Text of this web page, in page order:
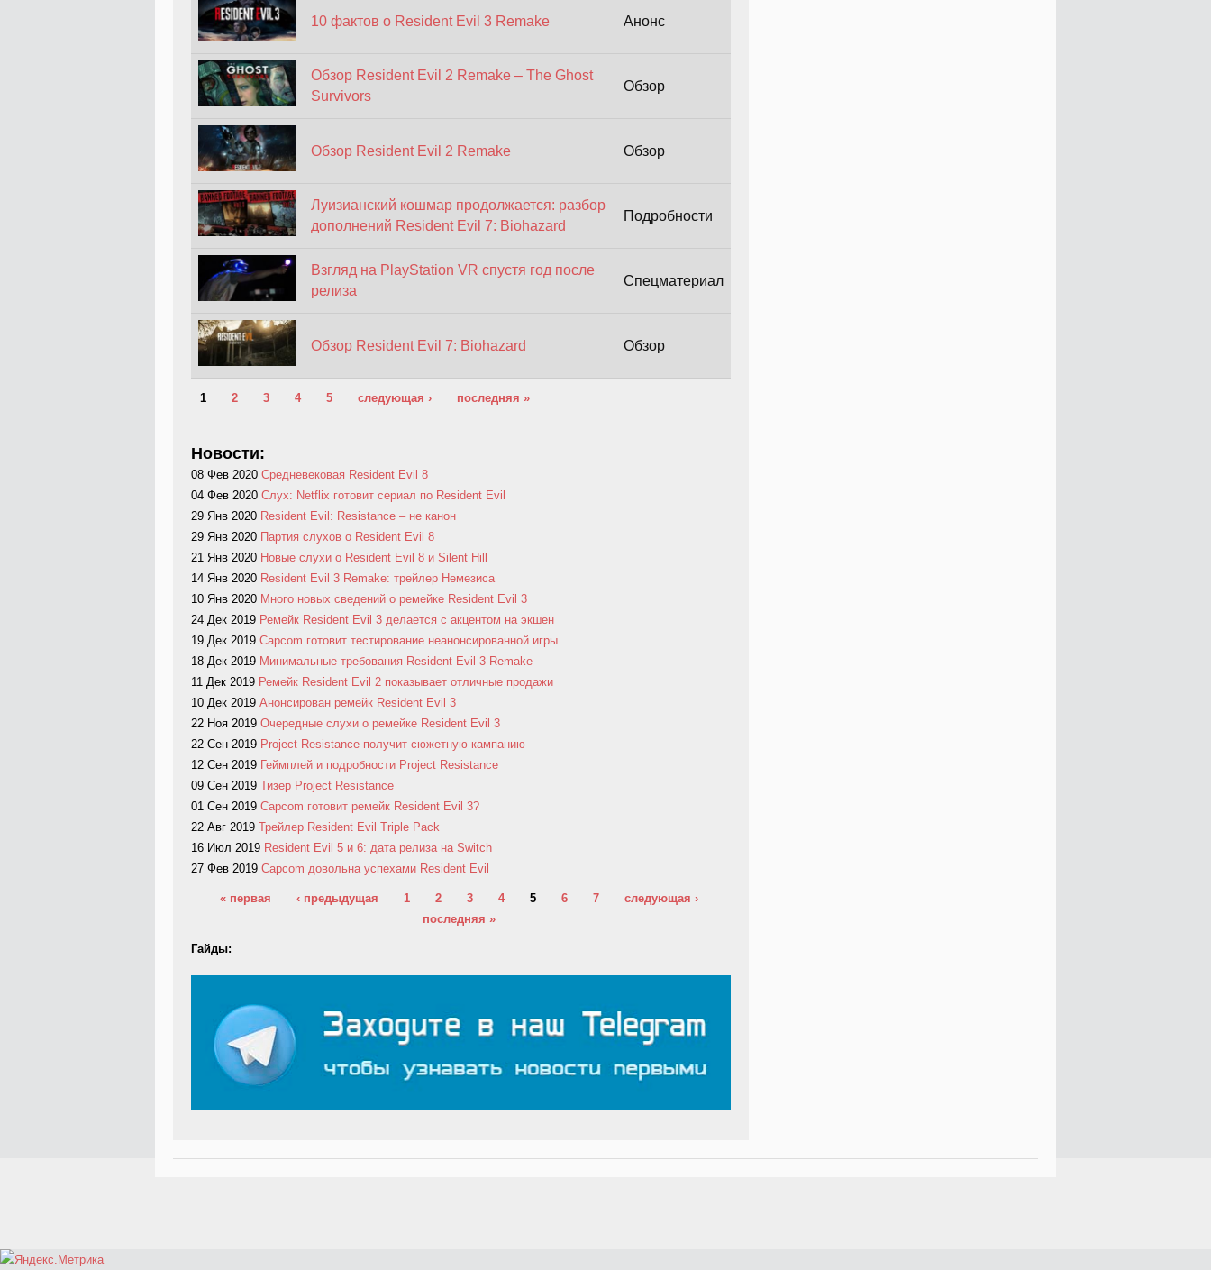
10 фактов о Resident Evil 3 Remake Анонс
Обзор Resident Evil 2 Remake – The Ghost
Survivors
Обзор
Обзор Resident Evil 2 Remake Обзор
Луизианский кошмар продолжается: разбор
дополнений Resident Evil 7: Biohazard
Подробности
Взгляд на PlayStation VR спустя год после
релиза
Спецматериал
Обзор Resident Evil 7: Biohazard Обзор
Страницы
1 2 3 4 5 следующая › последняя »
Новости:
08 Фев 2020 Средневековая Resident Evil 8
04 Фев 2020 Слух: Netflix готовит сериал по Resident Evil
29 Янв 2020 Resident Evil: Resistance – не канон
29 Янв 2020 Партия слухов о Resident Evil 8
21 Янв 2020 Новые слухи о Resident Evil 8 и Silent Hill
14 Янв 2020 Resident Evil 3 Remake: трейлер Немезиса
10 Янв 2020 Много новых сведений о ремейке Resident Evil 3
24 Дек 2019 Ремейк Resident Evil 3 делается с акцентом на экшен
19 Дек 2019 Capcom готовит тестирование неанонсированной игры
18 Дек 2019 Минимальные требования Resident Evil 3 Remake
11 Дек 2019 Ремейк Resident Evil 2 показывает отличные продажи
10 Дек 2019 Анонсирован ремейк Resident Evil 3
22 Ноя 2019 Очередные слухи о ремейке Resident Evil 3
22 Сен 2019 Project Resistance получит сюжетную кампанию
12 Сен 2019 Геймплей и подробности Project Resistance
09 Сен 2019 Тизер Project Resistance
01 Сен 2019 Capcom готовит ремейк Resident Evil 3?
22 Авг 2019 Трейлер Resident Evil Triple Pack
16 Июл 2019 Resident Evil 5 и 6: дата релиза на Switch
27 Фев 2019 Capcom довольна успехами Resident Evil
« первая ‹ предыдущая 1 2 3 4 5 6 7
следующая ›
последняя »
Гайды: